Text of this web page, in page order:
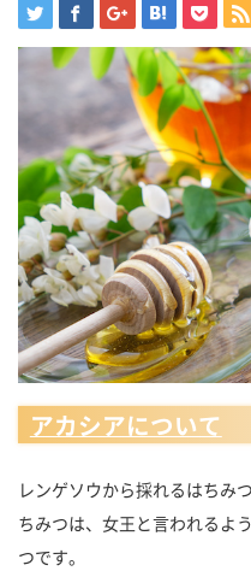
アカシアについて
レンゲソウから採れるはちみ
ちみつは、女王と言われるよ
つです。